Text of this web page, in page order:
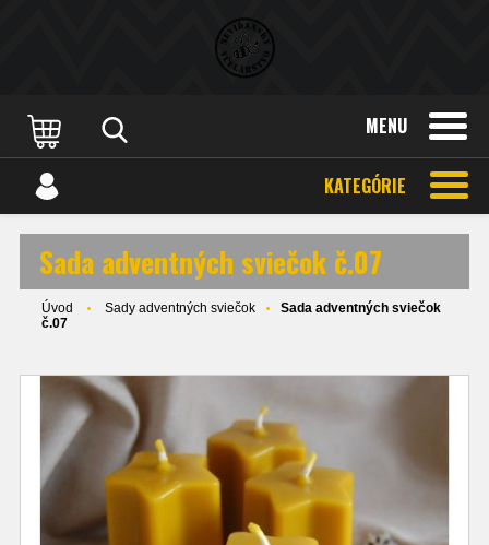
MENU
KATEGÓRIE
Sada adventných sviečok č.07
Úvod Sady adventných sviečok
Sada adventných sviečok
č.07